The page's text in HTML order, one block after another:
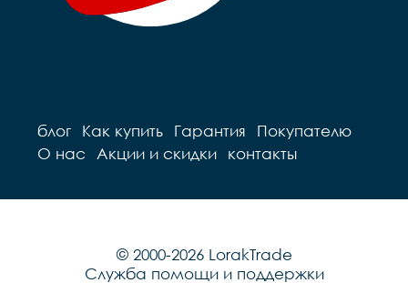
блог Как купить Гарантия
Покупателю
О нас
Акции и скидки контакты
© 2000-2026 LorakTrade
Служба помощи и поддержки